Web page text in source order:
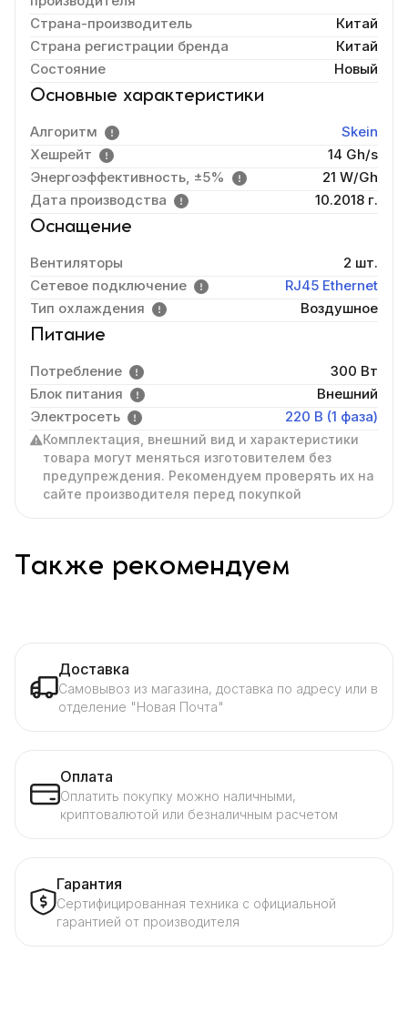
Страна-производитель
Китай
Страна регистрации бренда
Китай
Состояние
Новый
Основные характеристики
Алгоритм
Skein
Хешрейт
14 Gh/s
Энергоэффективность, ±5%
21 W/Gh
Дата производства
10.2018 г.
Оснащение
Вентиляторы
2 шт.
Сетевое подключение
RJ45 Ethernet
Тип охлаждения
Воздушное
Питание
Потребление
300 Вт
Блок питания
Внешний
Электросеть
220 В (1 фаза)
Комплектация, внешний вид и характеристики
товара могут меняться изготовителем без
предупреждения. Рекомендуем проверять их на
сайте производителя перед покупкой
Также рекомендуем
Доставка
Самовывоз из магазина, доставка по адресу или в
отделение "Новая Почта"
Оплата
Оплатить покупку можно наличными,
криптовалютой или безналичным расчетом
Гарантия
Сертифицированная техника с официальной
гарантией от производителя